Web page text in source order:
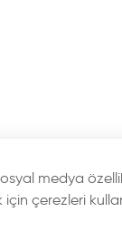
medya
çerezleri